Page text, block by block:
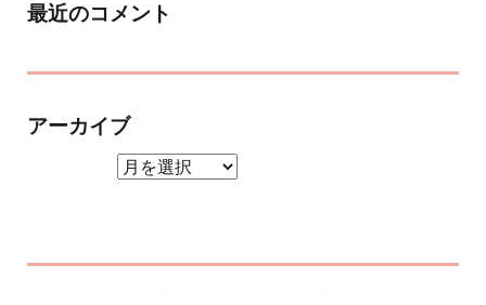
最近のコメント
アーカイブ